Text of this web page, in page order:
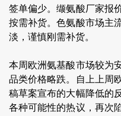
签单偏少。缬氨酸厂家报
按需补货。色氨酸市场主
淡，谨慎刚需补货。
本周欧洲氨基酸市场较为
品类价格略跌。自上上周
稿草案宣布的大幅降低的
各种可能性的热议，再次